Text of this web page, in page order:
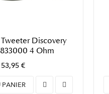
Tweeter Discovery
4 Ohm
53,95 €
PANIER